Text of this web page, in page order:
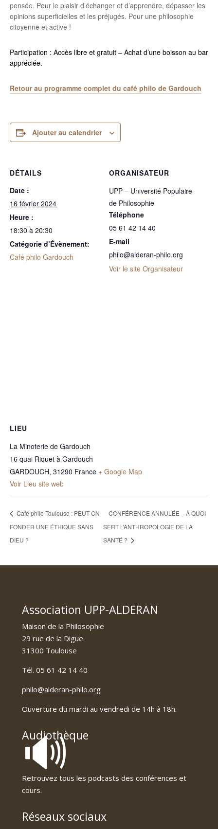
pensée. Pour le plaisir d’échanger et d’apprendre, dépasser les
opinions superficielles et les préjugés. Pour une philosophie
citoyenne et active !
Participation : Accès libre et gratuit – Achat d’une boisson au bar
appréciée.
Retour au programme complet du café philo de Gardouch
Ajouter au calendrier
DÉTAILS
Date :
16 février 2024
Heure :
18:30 à 20:30
Catégorie d’Évènement:
Café philo Gardouch
ORGANISATEUR
UPP – Université Populaire
de Philosophie
Téléphone
05 61 42 14 40
E-mail
philo@alderan-philo.org
Voir le site Organisateur
LIEU
La Minoterie de Gardouch
16 quai Riquet à Gardouch
GARDOUCH, 31290 France + Google Map
Voir Lieu site web
Café philo Toulouse : PEUT-ON
FONDER UNE ÉTHIQUE SANS
DIEU ?
CONFÉRENCE ANNULÉE – À QUOI
SERT L’ANTHROPOLOGIE DE LA
SANTÉ ?
Association UPP-ALDERAN
Maison de la Philosophie
29 rue de la Digue
31300 Toulouse
Tél. 05 61 42 14 40
philo@alderan-philo.org
Ouverture du mardi au vendredi de 14h à 18h.
Audiothèque
🔊
Retrouvez tous les podcasts des conférences et
cours.
Réseaux sociaux